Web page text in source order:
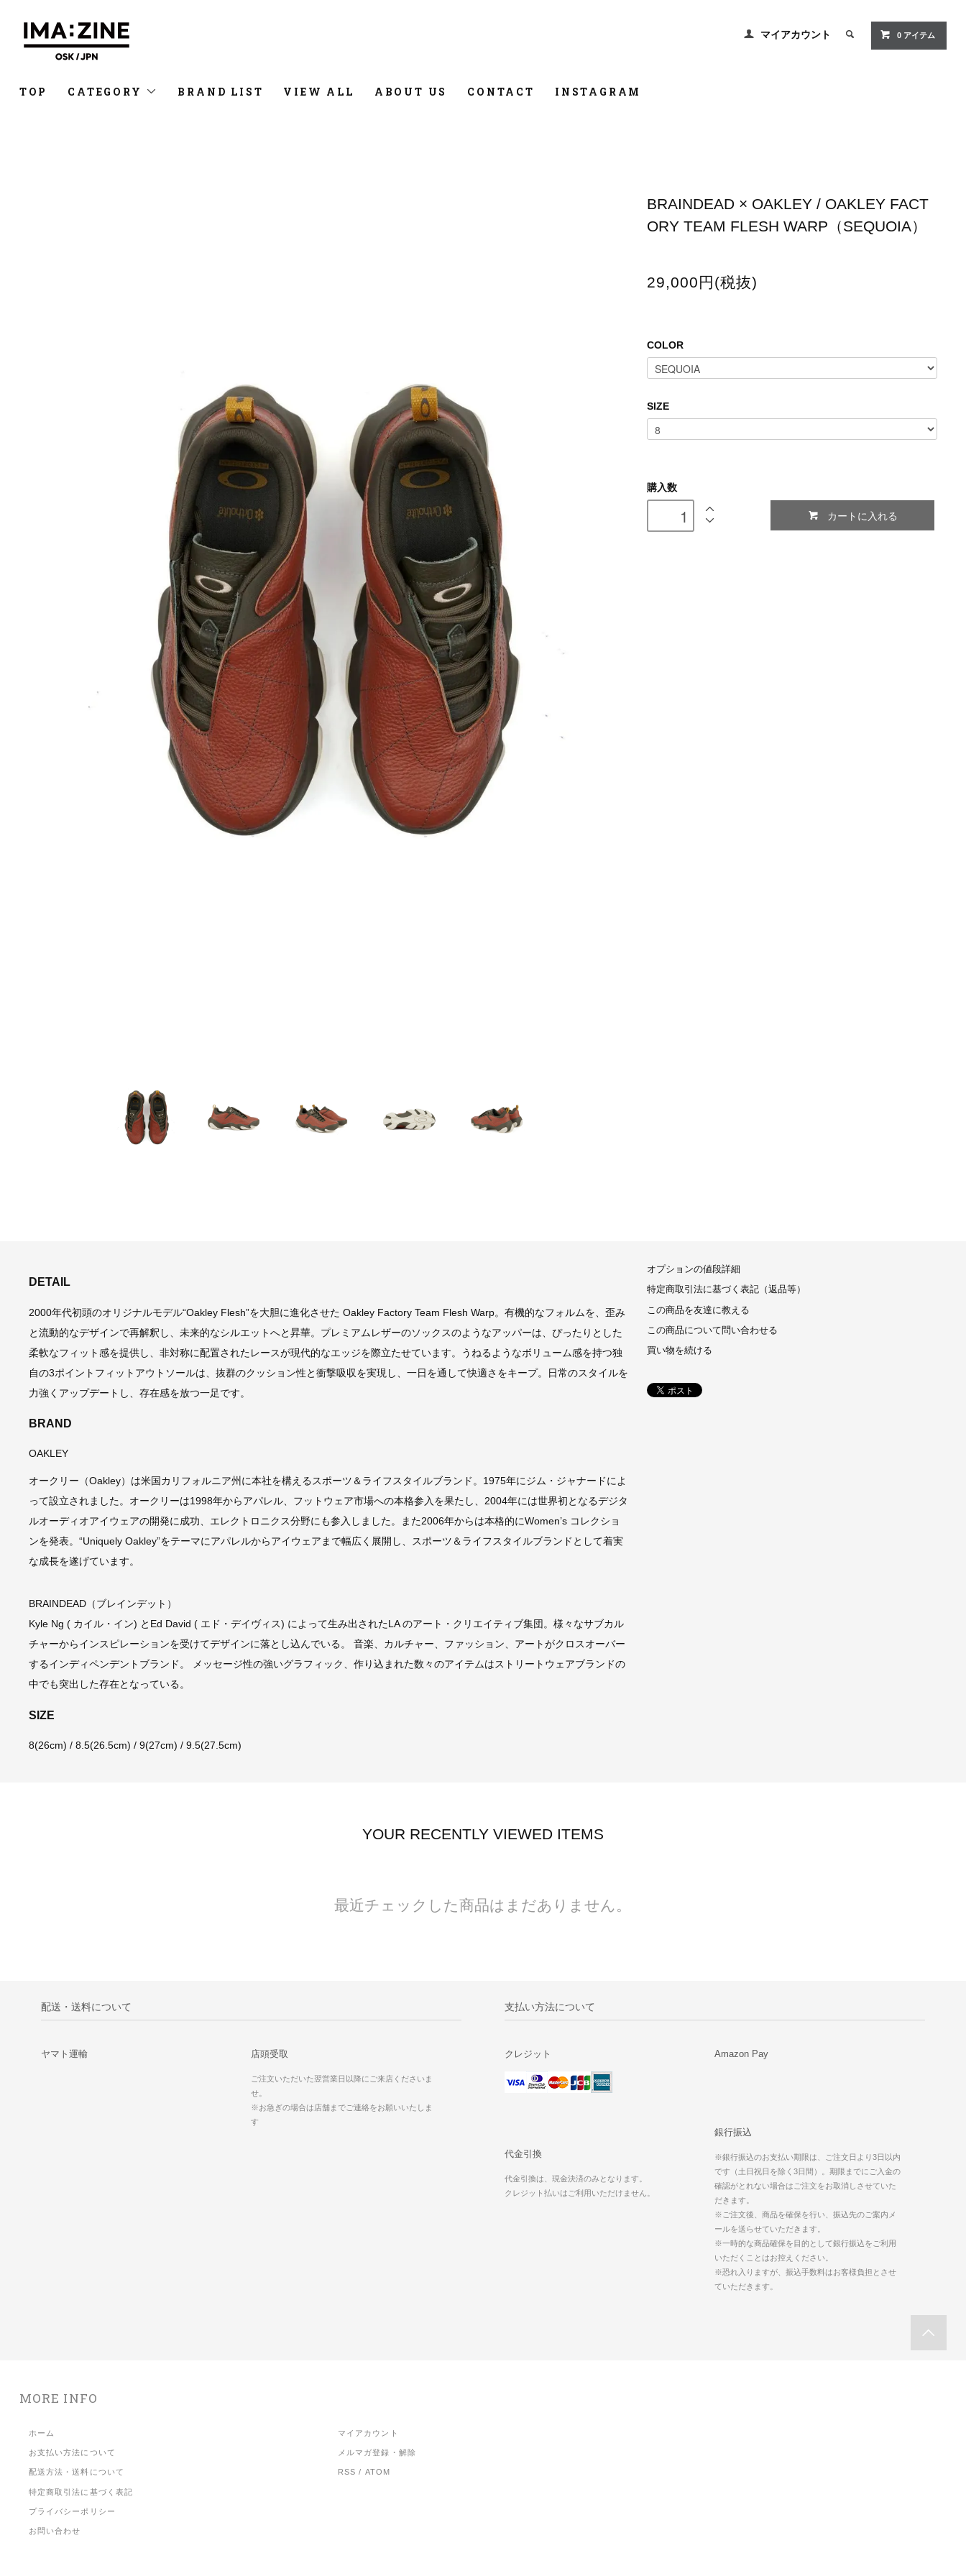
マイアカウント 0 アイテム
TOP CATEGORY BRAND LIST VIEW ALL ABOUT US CONTACT INSTAGRAM
BRAINDEAD × OAKLEY / OAKLEY FACT
ORY TEAM FLESH WARP（SEQUOIA）
29,000円(税抜)
COLOR
SIZE
購入数
カートに入れる
DETAIL
2000年代初頭のオリジナルモデル“Oakley Flesh”を大胆に進化させた Oakley Factory Team Flesh Warp。有機的なフォルムを、歪み
と流動的なデザインで再解釈し、未来的なシルエットへと昇華。プレミアムレザーのソックスのようなアッパーは、ぴったりとした
柔軟なフィット感を提供し、非対称に配置されたレースが現代的なエッジを際立たせています。うねるようなボリューム感を持つ独
自の3ポイントフィットアウトソールは、抜群のクッション性と衝撃吸収を実現し、一日を通して快適さをキープ。日常のスタイルを
力強くアップデートし、存在感を放つ一足です。
BRAND
OAKLEY
オークリー（Oakley）は米国カリフォルニア州に本社を構えるスポーツ＆ライフスタイルブランド。1975年にジム・ジャナードによ
って設立されました。オークリーは1998年からアパレル、フットウェア市場への本格参入を果たし、2004年には世界初となるデジタ
ルオーディオアイウェアの開発に成功、エレクトロニクス分野にも参入しました。また2006年からは本格的にWomen’s コレクショ
ンを発表。“Uniquely Oakley”をテーマにアパレルからアイウェアまで幅広く展開し、スポーツ＆ライフスタイルブランドとして着実
な成長を遂げています。
BRAINDEAD（ブレインデット）
Kyle Ng ( カイル・イン) とEd David ( エド・デイヴィス) によって生み出されたLA のアート・クリエイティブ集団。様々なサブカル
チャーからインスピレーションを受けてデザインに落とし込んでいる。 音楽、カルチャー、ファッション、アートがクロスオーバー
するインディペンデントブランド。 メッセージ性の強いグラフィック、作り込まれた数々のアイテムはストリートウェアブランドの
中でも突出した存在となっている。
SIZE
8(26cm) / 8.5(26.5cm) / 9(27cm) / 9.5(27.5cm)
オプションの値段詳細
特定商取引法に基づく表記（返品等）
この商品を友達に教える
この商品について問い合わせる
買い物を続ける
YOUR RECENTLY VIEWED ITEMS
最近チェックした商品はまだありません。
配送・送料について
ヤマト運輸 店頭受取
ご注文いただいた翌営業日以降にご来店くださいま
せ。
※お急ぎの場合は店舗までご連絡をお願いいたしま
す
支払い方法について
クレジット Amazon Pay
銀行振込
※銀行振込のお支払い期限は、ご注文日より3日以内
です（土日祝日を除く3日間）。期限までにご入金の
確認がとれない場合はご注文をお取消しさせていた
だきます。
※ご注文後、商品を確保を行い、振込先のご案内メ
ールを送らせていただきます。
※一時的な商品確保を目的として銀行振込をご利用
いただくことはお控えください。
※恐れ入りますが、振込手数料はお客様負担とさせ
ていただきます。
代金引換
代金引換は、現金決済のみとなります。
クレジット払いはご利用いただけません。
MORE INFO
ホーム
お支払い方法について
配送方法・送料について
特定商取引法に基づく表記
プライバシーポリシー
お問い合わせ
マイアカウント
メルマガ登録・解除
RSS / ATOM